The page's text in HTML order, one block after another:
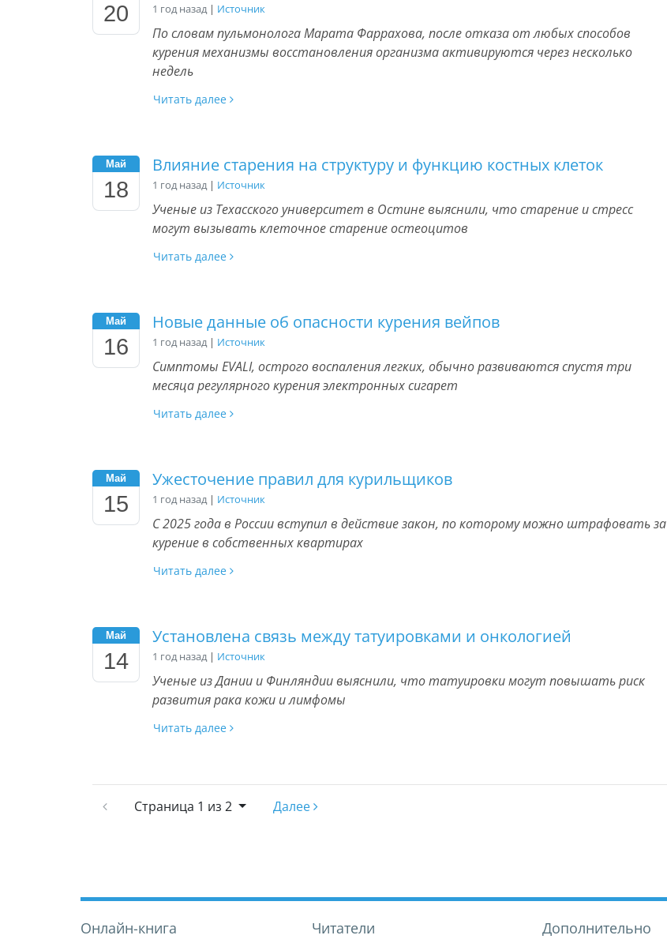
20 1 год назад | Источник
По словам пульмонолога Марата Фаррахова, после отказа от любых способов
курения механизмы восстановления организма активируются через несколько
недель
Читать далее
Май
18
Влияние старения на структуру и функцию костных клеток
1 год назад | Источник
Ученые из Техасского университет в Остине выяснили, что старение и стресс
могут вызывать клеточное старение остеоцитов
Читать далее
Май
16
Новые данные об опасности курения вейпов
1 год назад | Источник
Симптомы EVALI, острого воспаления легких, обычно развиваются спустя три
месяца регулярного курения электронных сигарет
Читать далее
Май
15
Ужесточение правил для курильщиков
1 год назад | Источник
С 2025 года в России вступил в действие закон, по которому можно штрафовать за
курение в собственных квартирах
Читать далее
Май
14
Установлена связь между татуировками и онкологией
1 год назад | Источник
Ученые из Дании и Финляндии выяснили, что татуировки могут повышать риск
развития рака кожи и лимфомы
Читать далее
Страница 1 из 2 Далее
Онлайн-книга Читатели Дополнительно